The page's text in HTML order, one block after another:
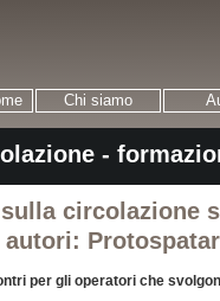
Chi siamo
-
circolazione
per gli operatori che